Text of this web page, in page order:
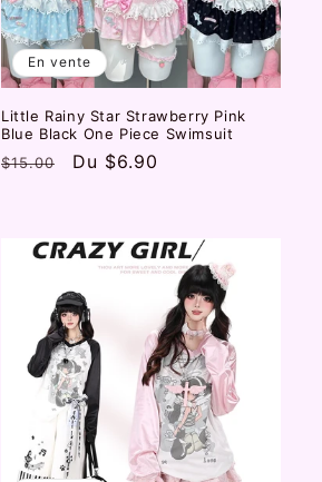
En vente
Little Rainy Star Strawberry Pink
Blue Black One Piece Swimsuit
Prix
$15.00
Prix
Du $6.90